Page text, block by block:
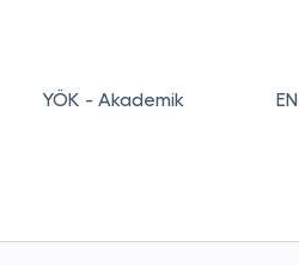
YÖK - Akademik EN